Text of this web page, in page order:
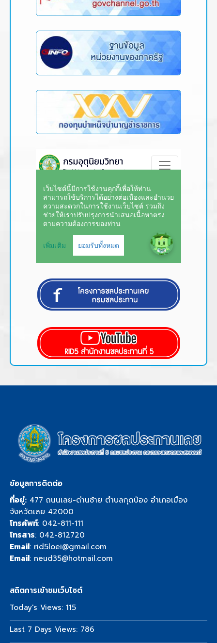
ข้อมูลการติดต่อ
ที่อยู่: 477 ถนนเลย-ด่านซ้าย ตำบลกุดป่อง อำเภอเมือง
จังหวัดเลย 42000
โทรศัพท์: 042-811-111
โทรสาร: 042-812720
Email: rid5loei@gmail.com
Email: neud35@hotmail.com
สถิตการเข้าชมเว็บไซต์
Today's Views: 115
Last 7 Days Views: 786